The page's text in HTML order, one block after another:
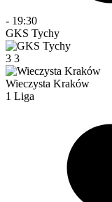
- 19:30
GKS Tychy
3 3
Wieczysta Kraków
1 Liga